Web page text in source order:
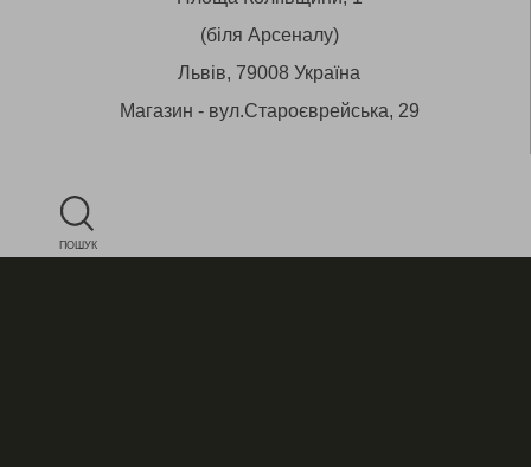
ПОШУК
(біля Арсеналу)
Львів, 79008 Україна
Магазин - вул.Староєврейська, 29